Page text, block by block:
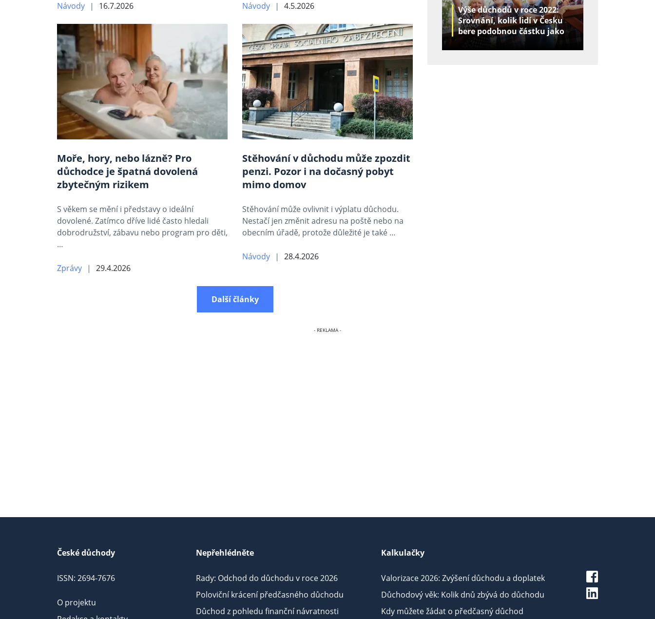
Návody 16.7.2026 Návody 4.5.2026
Moře, hory, nebo lázně? Pro
důchodce je špatná dovolená
zbytečným rizikem
S věkem se mění i představy o ideální
dovolené. Zatímco dříve lidé často hledali
dobrodružství, zábavu nebo program pro děti,
…
Zprávy 29.4.2026
Stěhování v důchodu může zpozdit
penzi. Pozor i na dočasný pobyt
mimo domov
Stěhování může ovlivnit i výplatu důchodu.
Nestačí jen změnit adresu na poště nebo na
obecním úřadě, protože důležité je také …
Návody 28.4.2026
Další články
Výše důchodů v roce 2022:
Srovnání, kolik lidí v Česku
bere podobnou částku jako
České důchody
ISSN: 2694-7676
O projektu
Nepřehlédněte
Rady: Odchod do důchodu v roce 2026
Poloviční krácení předčasného důchodu
Důchod z pohledu finanční návratnosti
Kalkulačky
Valorizace 2026: Zvýšení důchodu a doplatek
Důchodový věk: Kolik dnů zbývá do důchodu
Kdy můžete žádat o předčasný důchod